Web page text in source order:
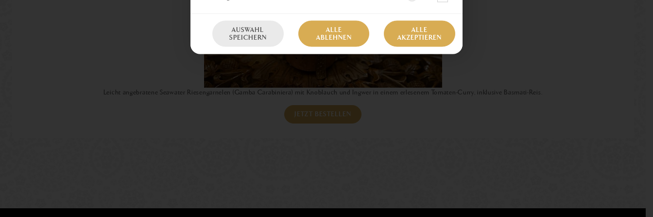
AUSWAHL
SPEICHERN
ALLE
ABLEHNEN
ALLE
AKZEPTIEREN
Leicht angebratene Seawater Riesengarnelen (Gamba Carabiniera) mit Knoblauch und Ingwer in einem erlesenem Tomaten-Curry, inklusive Basmati-Reis.
JETZT BESTELLEN